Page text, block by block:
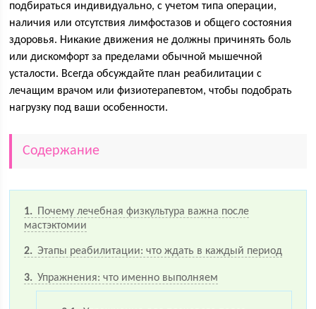
подбираться индивидуально, с учетом типа операции,
наличия или отсутствия лимфостазов и общего состояния
здоровья. Никакие движения не должны причинять боль
или дискомфорт за пределами обычной мышечной
усталости. Всегда обсуждайте план реабилитации с
лечащим врачом или физиотерапевтом, чтобы подобрать
нагрузку под ваши особенности.
Содержание
1
Почему лечебная физкультура важна после
мастэктомии
2 Этапы реабилитации: что ждать в каждый период
3 Упражнения: что именно выполняем